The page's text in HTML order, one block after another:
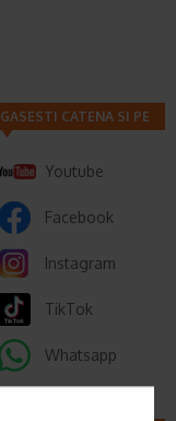
GASESTI CATENA SI PE
Youtube
Facebook
Instagram
TikTok
Whatsapp